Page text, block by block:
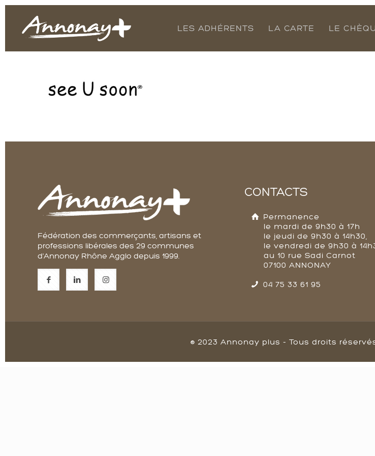
LES ADHÉRENTS LA CARTE LE
Fédération des commerçants, artisans et
professions libérales des 29 communes
d'Annonay Rhône Agglo depuis 1999.
CONTACTS
Permanence
le mardi de 9h30 à 17h
le jeudi de 9h30 à 14h30,
le vendredi de 9h30 à
au 10 rue Sadi Carnot
07100 ANNONAY
04 75 33 61 95
© 2023 Annonay plus - Tous droits